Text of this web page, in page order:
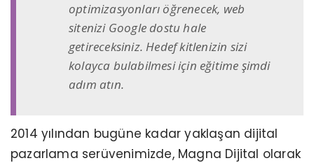
optimizasyonları öğrenecek, web
sitenizi Google dostu hale
getireceksiniz. Hedef kitlenizin sizi
kolayca bulabilmesi için eğitime şimdi
adım atın.
2014 yılından bugüne kadar yaklaşan dijital
pazarlama serüvenimizde, Magna Dijital olarak